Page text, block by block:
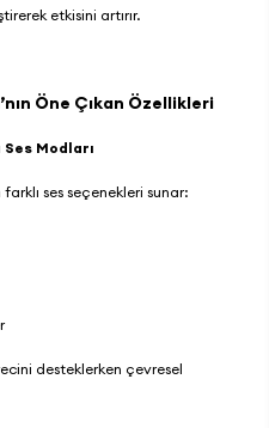
etkisini artırır.
Öne Çıkan Özellikleri
Modları
ses seçenekleri sunar:
desteklerken çevresel